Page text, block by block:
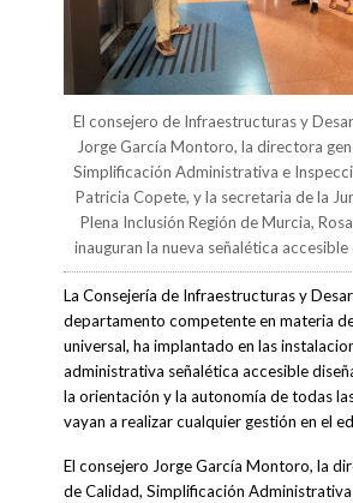
El consejero de Infraestructuras y
Jorge García Montoro, la directora
Simplificación Administrativa e
Patricia Copete, y la secretaria de la
Plena Inclusión Región de Murcia,
inauguran la nueva señalética accesible
La Consejería de Infraestructuras y
departamento competente en materia
universal, ha implantado en las
administrativa señalética accesible
la orientación y la autonomía de todas
vayan a realizar cualquier gestión en el
El consejero Jorge García Montoro, la
de Calidad, Simplificación